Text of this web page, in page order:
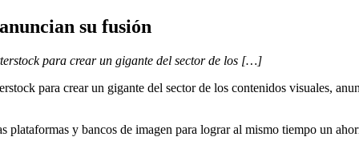
su fusión
para crear un gigante del sector de los […]
para crear un gigante del sector de los contenidos visuales,
plataformas y bancos de imagen para lograr al mismo tiempo un